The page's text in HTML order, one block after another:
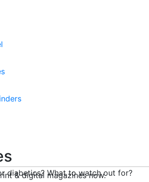
& digital magazines now.
diabetics? What to watch out for?